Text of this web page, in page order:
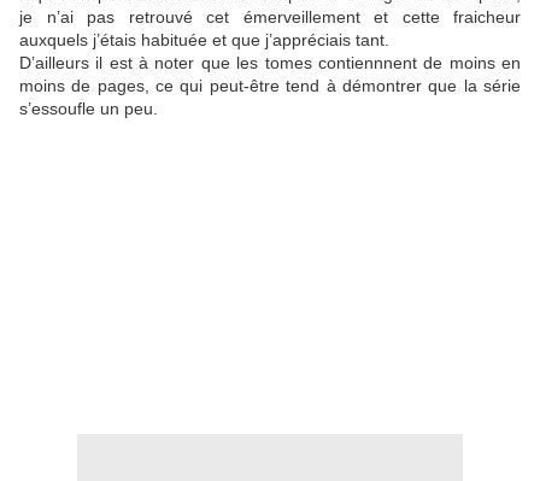
je n’ai pas retrouvé cet émerveillement et cette fraicheur
auxquels j’étais habituée et que j’appréciais tant.
D’ailleurs il est à noter que les tomes contiennnent de moins en
moins de pages, ce qui peut-être tend à démontrer que la série
s’essoufle un peu.